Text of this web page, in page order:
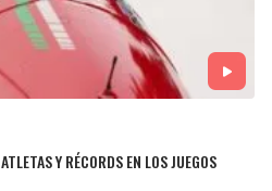
Y RÉCORDS EN LOS JUEGOS